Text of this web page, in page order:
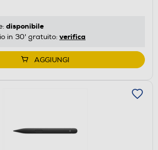
disponibile
in 30' gratuito: verifica
AGGIUNGI